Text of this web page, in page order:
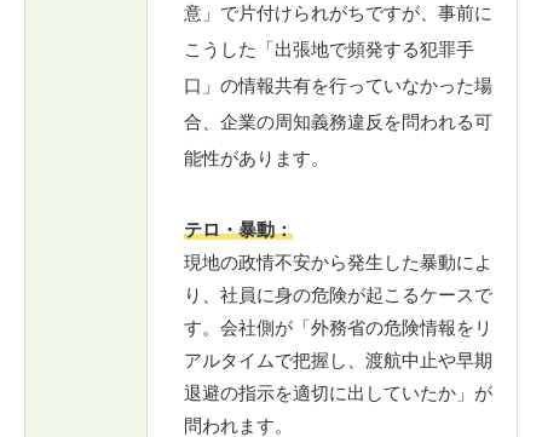
意」で片付けられがちですが、事前に
こうした「出張地で頻発する犯罪手
口」の情報共有を行っていなかった場
合、企業の周知義務違反を問われる可
能性があります。
テロ・暴動：
現地の政情不安から発生した暴動によ
り、社員に身の危険が起こるケースで
す。会社側が「外務省の危険情報をリ
アルタイムで把握し、渡航中止や早期
退避の指示を適切に出していたか」が
問われます。